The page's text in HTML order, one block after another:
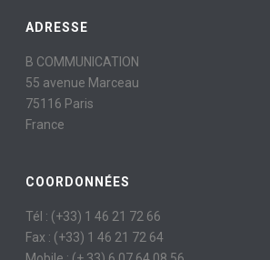
ADRESSE
B COMMUNICATION
55 avenue Marceau
75116 Paris
France
COORDONNÉES
Tél : (+33) 1 46 21 72 66
Fax : (+33) 1 46 21 72 64